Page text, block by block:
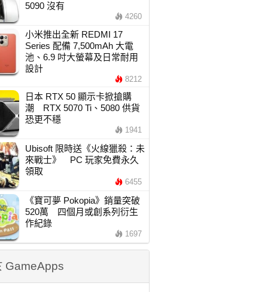
5090 沒有
4260
小米推出全新 REDMI 17
Series 配備 7,500mAh 大電
池、6.9 吋大螢幕及日常耐用
設計
8212
日本 RTX 50 顯示卡掀搶購
潮 RTX 5070 Ti、5080 供貨
恐更不穩
1941
Ubisoft 限時送《火線獵殺：未
來戰士》 PC 玩家免費永久
領取
6455
《寶可夢 Pokopia》銷量突破
520萬 四個月或創系列衍生
作紀錄
1697
GameApps